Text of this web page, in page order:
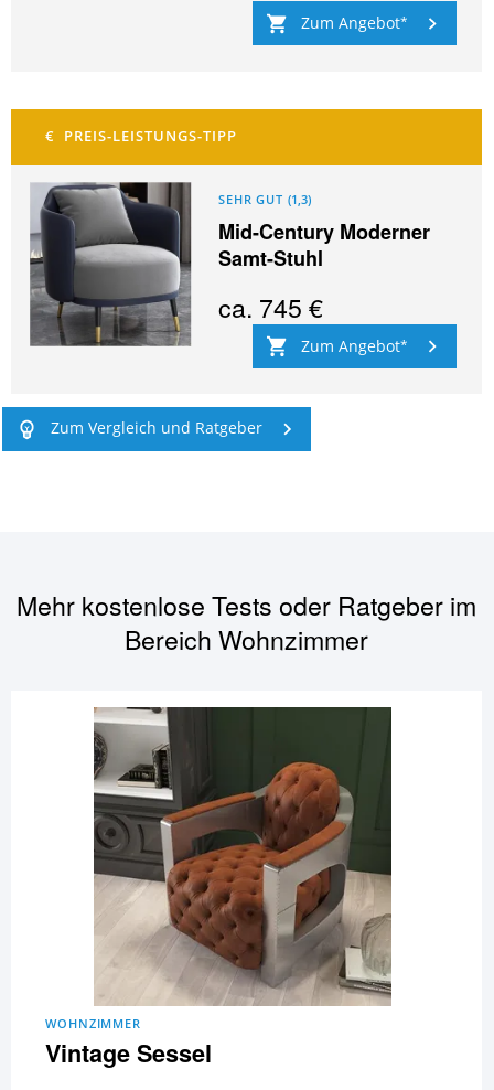
Zum Angebot
SEHR GUT (1,3)
Mid-Century Moderner
Samt-Stuhl
ca. 745 €
Zum Angebot
Zum Vergleich und Ratgeber
Mehr kostenlose Tests oder Ratgeber im
BereichWohnzimmer
WOHNZIMMER
Vintage Sessel